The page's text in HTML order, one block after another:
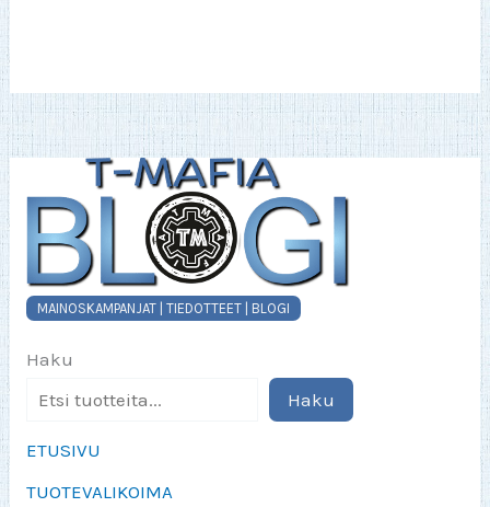
MAINOSKAMPANJAT | TIEDOTTEET | BLOGI
Haku
Haku
ETUSIVU
TUOTEVALIKOIMA
valinnat
tuotteen
sivulla.